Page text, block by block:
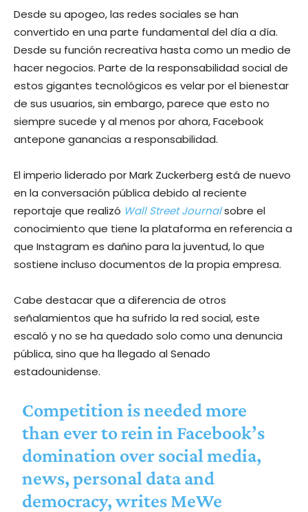
Desde su apogeo, las redes sociales se han
convertido en una parte fundamental del día a día.
Desde su función recreativa hasta como un medio de
hacer negocios. Parte de la responsabilidad social de
estos gigantes tecnológicos es velar por el bienestar
de sus usuarios, sin embargo, parece que esto no
siempre sucede y al menos por ahora, Facebook
antepone ganancias a responsabilidad.
El imperio liderado por Mark Zuckerberg está de nuevo
en la conversación pública debido al reciente
reportaje que realizó Wall Street Journalsobre el
conocimiento que tiene la plataforma en referencia a
que Instagram es dañino para la juventud, lo que
sostiene incluso documentos de la propia empresa.
Cabe destacar que a diferencia de otros
señalamientos que ha sufrido la red social, este
escaló y no se ha quedado solo como una denuncia
pública, sino que ha llegado al Senado
estadounidense.
Competition is needed more
than ever to rein in Facebook’s
domination over social media,
news, personal data and
democracy, writes MeWe